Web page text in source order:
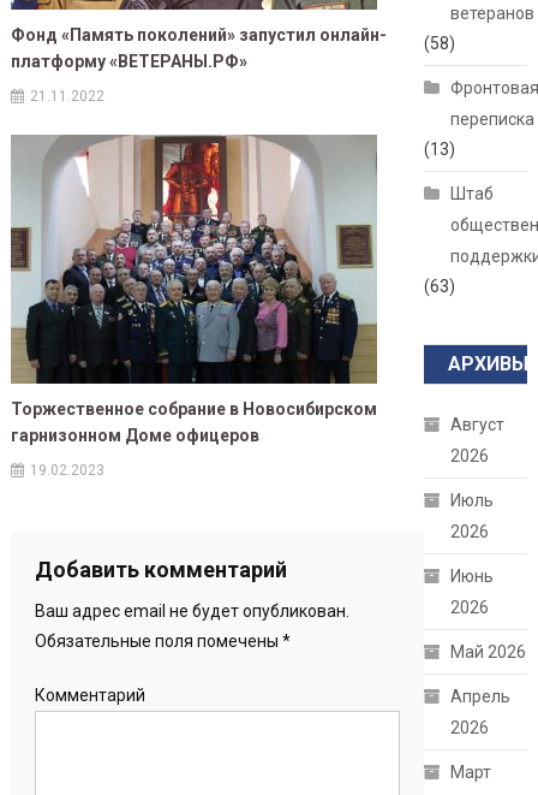
Фонд «Память поколений» запустил онлайн-
платформу «ВЕТЕРАНЫ.РФ»
21.11.2022
Торжественное собрание в Новосибирском
гарнизонном Доме офицеров
19.02.2023
Добавить комментарий
Ваш адрес email не будет опубликован.
Обязательные поля помечены *
Комментарий
ветеранов
(58)
переписка
(13)
Штаб
(63)
АРХИВЫ
Август
2026
Июль
2026
Июнь
2026
Май 2026
Апрель
2026
Март